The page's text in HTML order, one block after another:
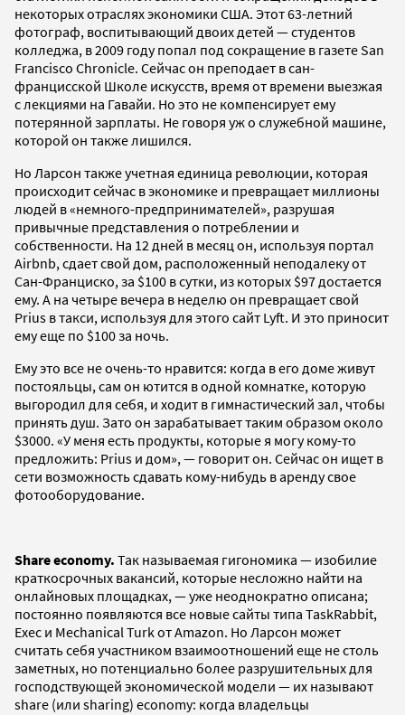
некоторых отраслях экономики США. Этот 63-летний
фотограф, воспитывающий двоих детей — студентов
колледжа, в 2009 году попал под сокращение в газете San
Francisco Chronicle. Сейчас он преподает в сан-
францисской Школе искусств, время от времени выезжая
с лекциями на Гавайи. Но это не компенсирует ему
потерянной зарплаты. Не говоря уж о служебной машине,
которой он также лишился.
Но Ларсон также учетная единица революции, которая
происходит сейчас в экономике и превращает миллионы
людей в «немного-предпринимателей», разрушая
привычные представления о потреблении и
собственности. На 12 дней в месяц он, используя портал
Airbnb, сдает свой дом, расположенный неподалеку от
Сан-Франциско, за $100 в сутки, из которых $97 достается
ему. А на четыре вечера в неделю он превращает свой
Prius в такси, используя для этого сайт Lyft. И это приносит
ему еще по $100 за ночь.
Ему это все не очень-то нравится: когда в его доме живут
постояльцы, сам он ютится в одной комнатке, которую
выгородил для себя, и ходит в гимнастический зал, чтобы
принять душ. Зато он зарабатывает таким образом около
$3000. «У меня есть продукты, которые я могу кому-то
предложить: Prius и дом», — говорит он. Сейчас он ищет в
сети возможность сдавать кому-нибудь в аренду свое
фотооборудование.
Share economy. Так называемая гигономика — изобилие
краткосрочных вакансий, которые несложно найти на
онлайновых площадках, — уже неоднократно описана;
постоянно появляются все новые сайты типа TaskRabbit,
Exec и Mechanical Turk от Amazon. Но Ларсон может
считать себя участником взаимоотношений еще не столь
заметных, но потенциально более разрушительных для
господствующей экономической модели — их называют
share (или sharing) economy: когда владельцы